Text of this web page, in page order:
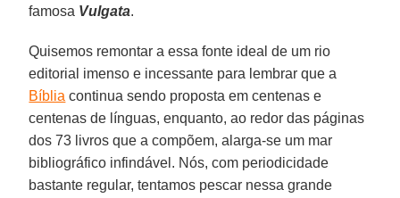
famosa Vulgata.
Quisemos remontar a essa fonte ideal de um rio
editorial imenso e incessante para lembrar que a
Bíblia continua sendo proposta em centenas e
centenas de línguas, enquanto, ao redor das páginas
dos 73 livros que a compõem, alarga-se um mar
bibliográfico infindável. Nós, com periodicidade
bastante regular, tentamos pescar nessa grande